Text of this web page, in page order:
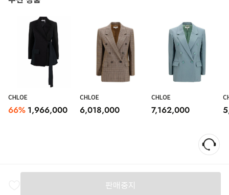
CHLOE
66% 1,966,000
CHLOE
6,018,000
CHLOE
7,162,000
판매중지